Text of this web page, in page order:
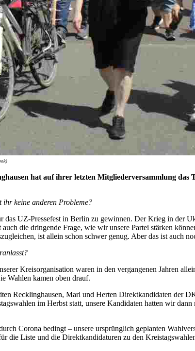
hat auf ihrer letzten Mitgliederversammlung
keine anderen Probleme?
UZ-Pressefest in Berlin zu gewinnen. Der Krieg in der
die dringende Frage, wie wir unsere Partei stärken
ist allein schon schwer genug. Aber das ist auch
Kreisorganisation waren in den vergangenen Jahren
Wahlen kamen oben drauf.
Recklinghausen, Marl und Herten Direktkandidaten der
im Herbst statt, unsere Kandidaten hatten wir
Corona bedingt – unsere ursprünglich geplanten
die Liste und die Direktkandidaturen zu den